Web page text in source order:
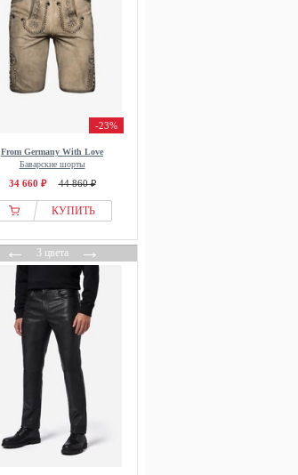
-23%
From Germany With Love
Баварские шорты
34 660 ₽ 44 860 ₽
КУПИТЬ
←3 цвета→